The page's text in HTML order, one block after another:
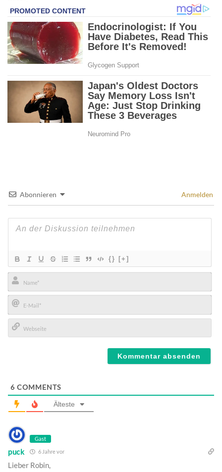
Abonnieren Anmelden
{} [+]
Name*
E-
Mail*
6 COMMENTS
Älteste
Gast
puck 6 Jahre vor
Lieber Robin,